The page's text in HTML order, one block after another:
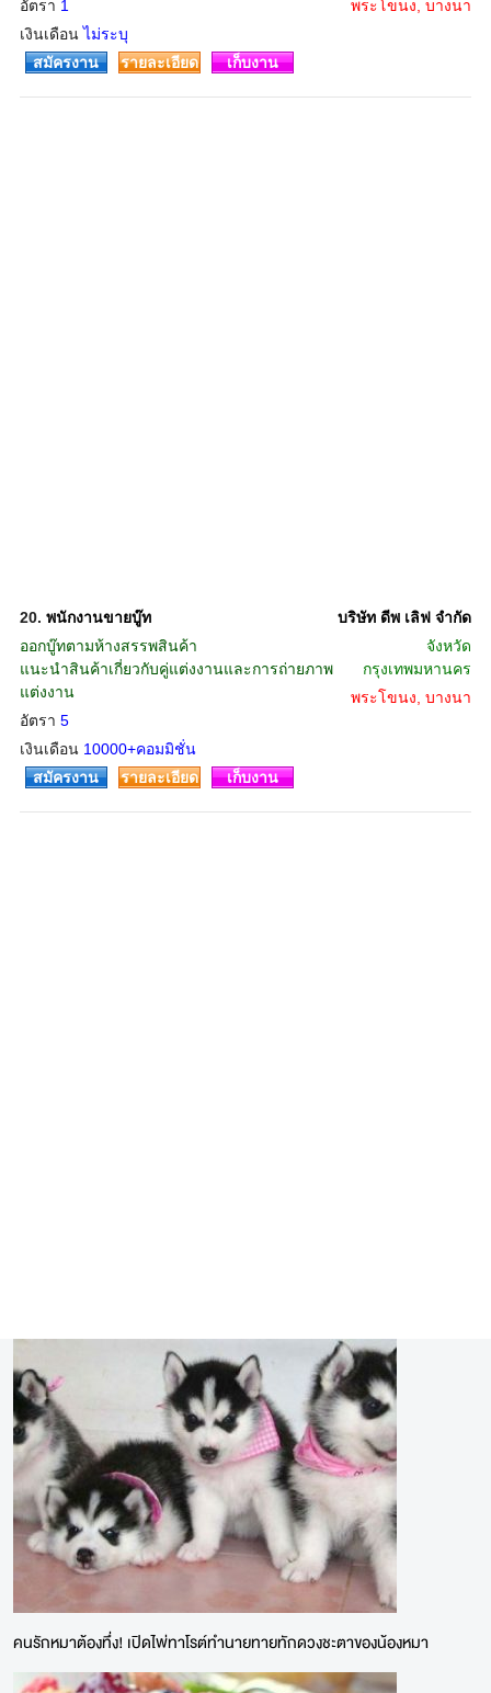
อัตรา 1
เงินเดือนไม่ระบุ
พระโขนง, บางนา
สมัครงาน รายละเอียด เก็บงาน
20. พนักงานขายบู๊ท
ออกบู๊ทตามห้างสรรพสินค้า
แนะนำสินค้าเกี่ยวกับคู่แต่งงานและการถ่ายภาพ
แต่งงาน
อัตรา 5
เงินเดือน 10000+คอมมิชั่น
บริษัท ดีพ เลิฟ จำกัด
จังหวัด
กรุงเทพมหานคร
พระโขนง, บางนา
สมัครงาน รายละเอียด เก็บงาน
คนรักหมาต้องทึ่ง! เปิดไพ่ทาโรต์ทำนายทายทักดวงชะตาของน้องหมา